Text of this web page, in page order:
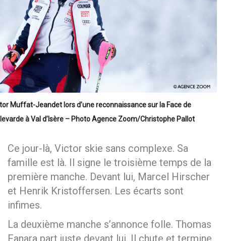
Muffat-Jeandet lors d’une reconnaissance sur la Face de
à Val d’Isère – Photo Agence Zoom/Christophe Pallot
Ce jour-là, Victor skie sans complexe. Sa
famille est là. Il signe le troisième temps de la
première manche. Devant lui, Marcel Hirscher
et Henrik Kristoffersen. Les écarts sont
infimes.
La deuxième manche s’annonce folle. Thomas
Fanara part juste devant lui. Il chute et termine